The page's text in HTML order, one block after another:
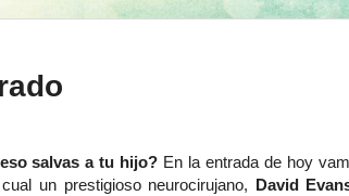
salvas a tu hijo? En la entrada de hoy
un prestigioso neurocirujano, David